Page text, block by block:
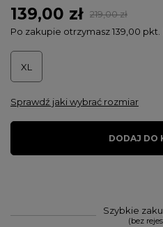
139,00 zł
219,00 zł
Po zakupie otrzymasz139,00 pkt.
XL
Sprawdź jaki wybrać rozmiar
DODAJ DO
Szybkie
(bez